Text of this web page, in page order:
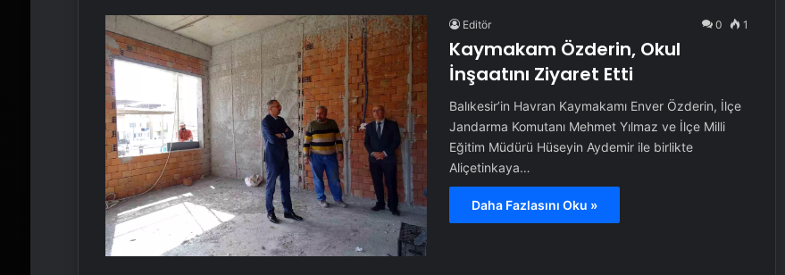
Editör 0 1
Kaymakam Özderin, Okul
İnşaatını Ziyaret Etti
Balıkesir’in Havran Kaymakamı Enver Özderin, İlçe
Jandarma Komutanı Mehmet Yılmaz ve İlçe Milli
Eğitim Müdürü Hüseyin Aydemir ile birlikte
Aliçetinkaya…
Daha Fazlasını Oku »